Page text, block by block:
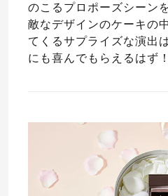
のこるプロポーズシーン
敵なデザインのケーキの
てくるサプライズな演出
にも喜んでもらえるはず！